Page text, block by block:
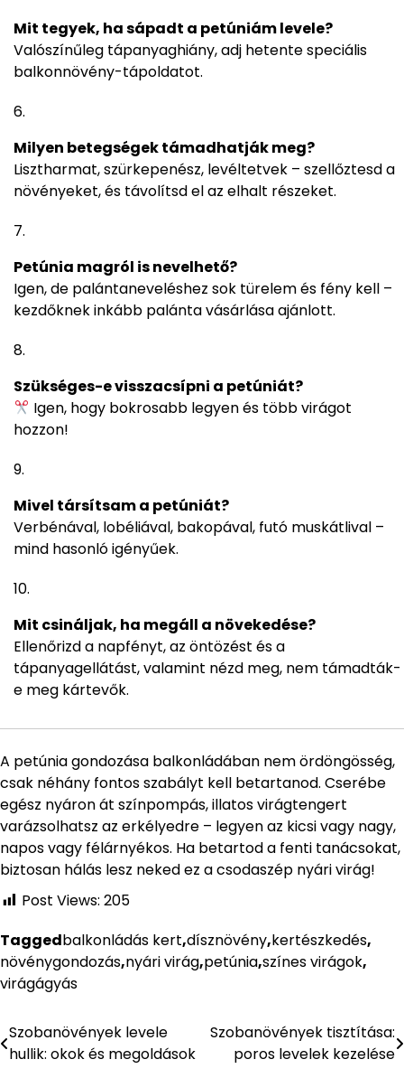
Mit tegyek, ha sápadt a petúniám levele?
Valószínűleg tápanyaghiány, adj hetente speciális
balkonnövény-tápoldatot.
Milyen betegségek támadhatják meg?
Lisztharmat, szürkepenész, levéltetvek – szellőztesd a
növényeket, és távolítsd el az elhalt részeket.
Petúnia magról is nevelhető?
Igen, de palántaneveléshez sok türelem és fény kell –
kezdőknek inkább palánta vásárlása ajánlott.
Szükséges-e visszacsípni a petúniát?
Igen, hogy bokrosabb legyen és több virágot
hozzon!
Mivel társítsam a petúniát?
Verbénával, lobéliával, bakopával, futó muskátlival –
mind hasonló igényűek.
Mit csináljak, ha megáll a növekedése?
Ellenőrizd a napfényt, az öntözést és a
tápanyagellátást, valamint nézd meg, nem támadták-
e meg kártevők.
A petúnia gondozása balkonládában nem ördöngösség,
csak néhány fontos szabályt kell betartanod. Cserébe
egész nyáron át színpompás, illatos virágtengert
varázsolhatsz az erkélyedre – legyen az kicsi vagy nagy,
napos vagy félárnyékos. Ha betartod a fenti tanácsokat,
biztosan hálás lesz neked ez a csodaszép nyári virág!
Post Views: 205
Taggedbalkonládás kert,dísznövény,kertészkedés,
növénygondozás,nyári virág,petúnia,színes virágok,
virágágyás
Bejegyzés
Szobanövények levele
hullik: okok és megoldások
Szobanövények tisztítása:
poros levelek kezelése